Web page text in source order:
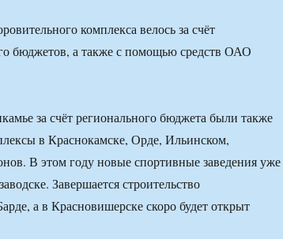
комплекса велось за счёт
бюджетов, а также с помощью средств ОАО
за счёт регионального бюджета были также
в Краснокамске, Орде, Ильинском,
В этом году новые спортивные заведения уже
Завершается строительство
а в Красновишерске скоро будет открыт